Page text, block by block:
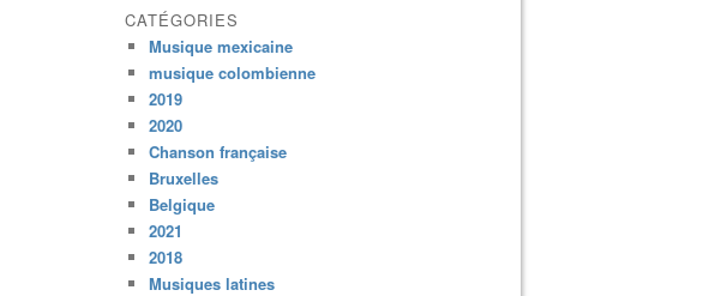
CATÉGORIES
Musique mexicaine
musique colombienne
2019
2020
Chanson française
Bruxelles
Belgique
2021
2018
Musiques latines